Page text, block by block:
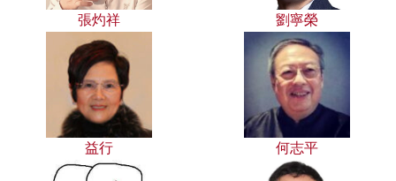
張灼祥 劉寧榮
益行 何志平